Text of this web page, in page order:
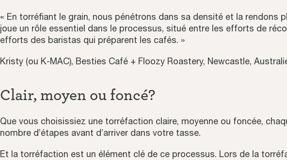
« En torréfiant le grain, nous pénétrons dans sa densité et la rendons
joue un rôle essentiel dans le processus, situé entre les efforts de
efforts des baristas qui préparent les cafés. »
Kristy (ou K-MAC), Besties Café + Floozy Roastery, Newcastle,
Clair, moyen ou foncé?
Que vous choisissiez une torréfaction claire, moyenne ou foncée,
nombre d’étapes avant d’arriver dans votre tasse.
Et la torréfaction est un élément clé de ce processus. Lors de la